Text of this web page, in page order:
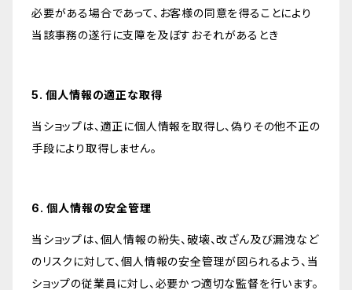
必要がある場合であって、お客様の同意を得ることにより
当該事務の遂行に支障を及ぼすおそれがあるとき
5. 個人情報の適正な取得
当ショップは、適正に個人情報を取得し、偽りその他不正の
手段により取得しません。
6. 個人情報の安全管理
当ショップは、個人情報の紛失、破壊、改ざん及び漏洩など
のリスクに対して、個人情報の安全管理が図られるよう、当
ショップの従業員に対し、必要かつ適切な監督を行います。